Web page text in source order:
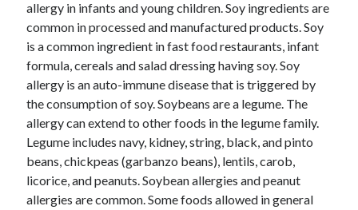
allergy in infants and young children. Soy ingredients are
common in processed and manufactured products. Soy
is a common ingredient in fast food restaurants, infant
formula, cereals and salad dressing having soy. Soy
allergy is an auto-immune disease that is triggered by
the consumption of soy. Soybeans are a legume. The
allergy can extend to other foods in the legume family.
Legume includes navy, kidney, string, black, and pinto
beans, chickpeas (garbanzo beans), lentils, carob,
licorice, and peanuts. Soybean allergies and peanut
allergies are common. Some foods allowed in general